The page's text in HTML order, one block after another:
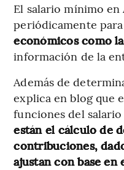
El salario mínimo
periódicamente
económicos como
información de la
Además de
explica en blog que
funciones del
están el cálculo de
contribuciones,
ajustan con base en